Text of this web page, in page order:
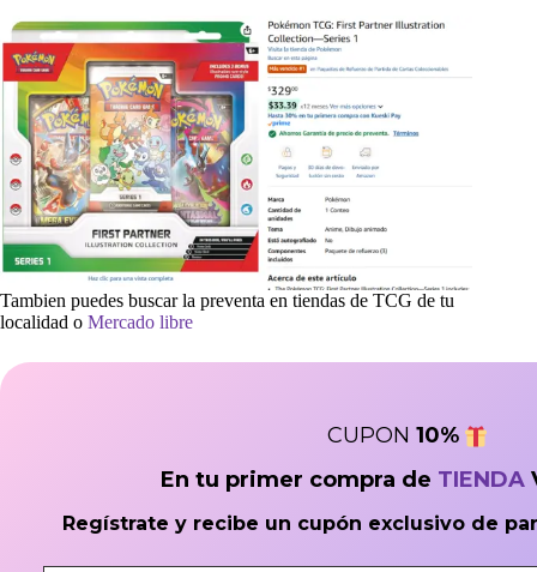
Tambien puedes buscar la preventa en tiendas de TCG de tu
localidad o Mercado libre
CUPON 10%
En tu primer compra de TIENDA
Regístrate y recibe un cupón exclusivo de